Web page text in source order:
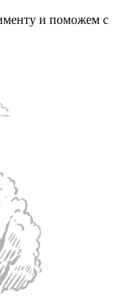
и поможем с